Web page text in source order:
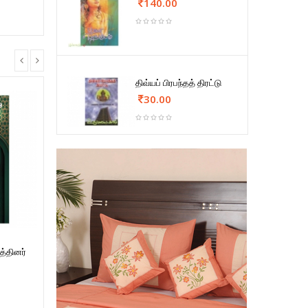
140.00
திவ்யப் பிரபந்தத் திரட்டு
30.00